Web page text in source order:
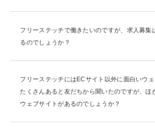
フリーステッチで働きたいのですが、求人募集
るのでしょうか？
フリーステッチにはECサイト以外に面白いウ
たくさんあると友だちから聞いたのですが、ほ
ウェブサイトがあるのでしょうか？